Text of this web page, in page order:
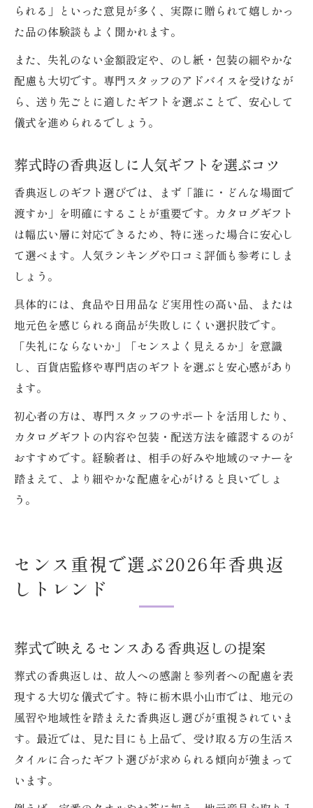
られる」といった意見が多く、実際に贈られて嬉しかっ
た品の体験談もよく聞かれます。
また、失礼のない金額設定や、のし紙・包装の細やかな
配慮も大切です。専門スタッフのアドバイスを受けなが
ら、送り先ごとに適したギフトを選ぶことで、安心して
儀式を進められるでしょう。
葬式時の香典返しに人気ギフトを選ぶコツ
香典返しのギフト選びでは、まず「誰に・どんな場面で
渡すか」を明確にすることが重要です。カタログギフト
は幅広い層に対応できるため、特に迷った場合に安心し
て選べます。人気ランキングや口コミ評価も参考にしま
しょう。
具体的には、食品や日用品など実用性の高い品、または
地元色を感じられる商品が失敗しにくい選択肢です。
「失礼にならないか」「センスよく見えるか」を意識
し、百貨店監修や専門店のギフトを選ぶと安心感があり
ます。
初心者の方は、専門スタッフのサポートを活用したり、
カタログギフトの内容や包装・配送方法を確認するのが
おすすめです。経験者は、相手の好みや地域のマナーを
踏まえて、より細やかな配慮を心がけると良いでしょ
う。
センス重視で選ぶ2026年香典返
しトレンド
葬式で映えるセンスある香典返しの提案
葬式の香典返しは、故人への感謝と参列者への配慮を表
現する大切な儀式です。特に栃木県小山市では、地元の
風習や地域性を踏まえた香典返し選びが重視されていま
す。最近では、見た目にも上品で、受け取る方の生活ス
タイルに合ったギフト選びが求められる傾向が強まって
います。